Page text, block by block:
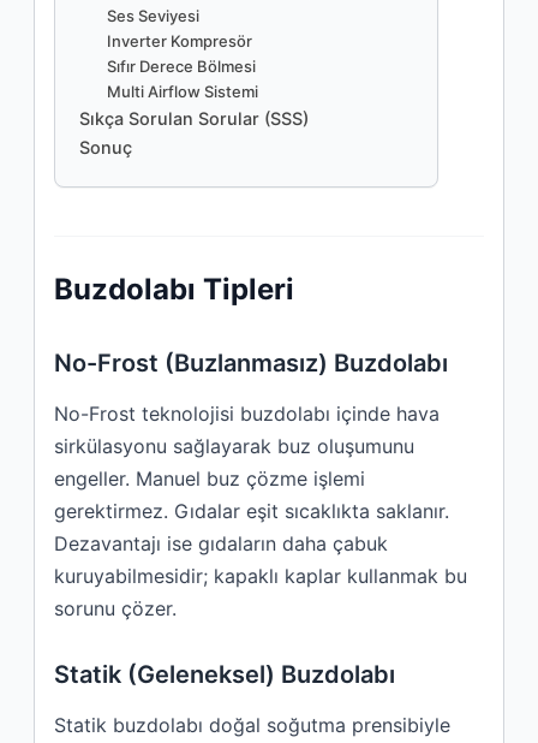
Ses Seviyesi
Inverter Kompresör
Sıfır Derece Bölmesi
Multi Airflow Sistemi
Sıkça Sorulan Sorular (SSS)
Sonuç
Buzdolabı Tipleri
No-Frost (Buzlanmasız) Buzdolabı
No-Frost teknolojisi buzdolabı içinde hava
sirkülasyonu sağlayarak buz oluşumunu
engeller. Manuel buz çözme işlemi
gerektirmez. Gıdalar eşit sıcaklıkta saklanır.
Dezavantajı ise gıdaların daha çabuk
kuruyabilmesidir; kapaklı kaplar kullanmak bu
sorunu çözer.
Statik (Geleneksel) Buzdolabı
Statik buzdolabı doğal soğutma prensibiyle